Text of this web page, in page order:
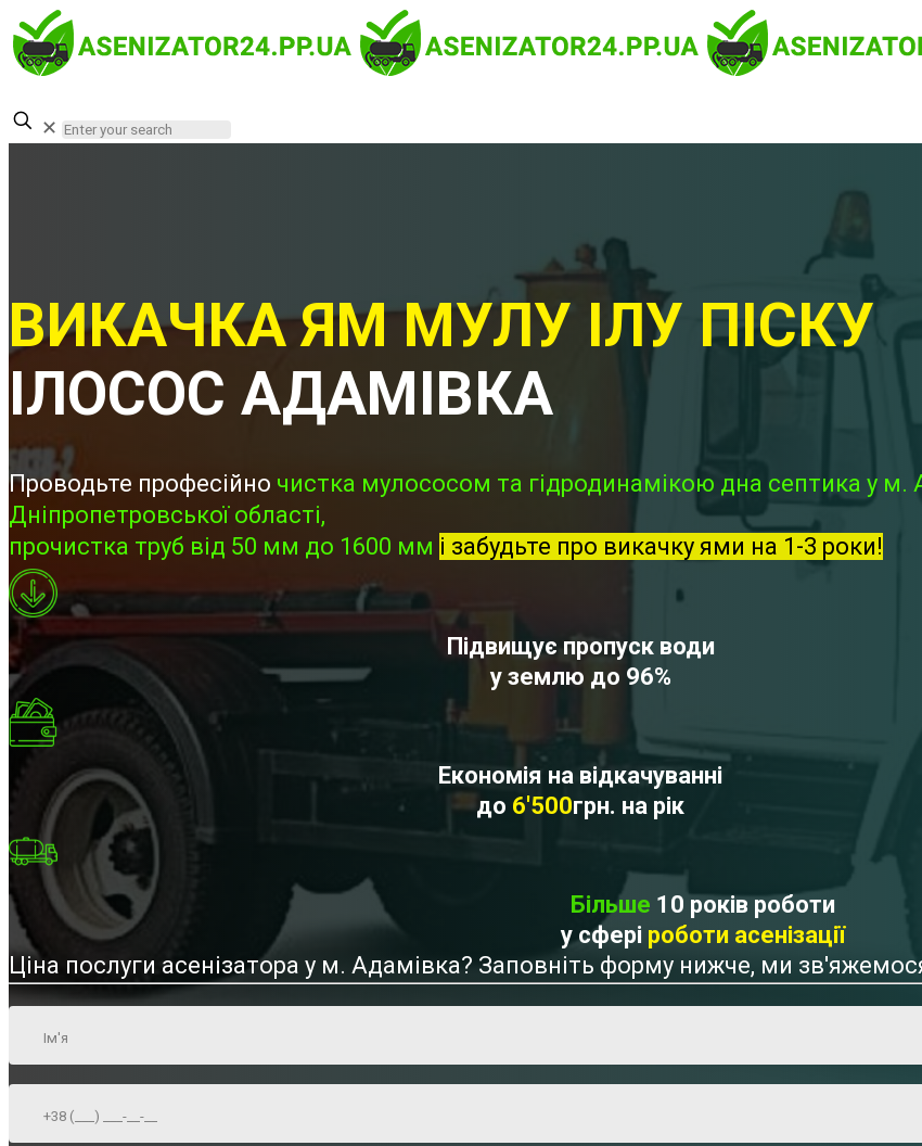
✕
ВИКАЧКА ЯМ МУЛУ ІЛУ ПІСКУ
ІЛОСОС АДАМІВКА
Проводьте професійно чистка мулососом та гідродинамікою дна септика у м.
Дніпропетровської області,
прочистка труб від 50 мм до 1600 мм і забудьте про викачку ями на 1-3 роки!
Підвищує пропуск води
у землю до 96%
Економія на відкачуванні
до 6'500грн. на рік
Більше 10 років роботи
у сфері роботи асенізації
Ціна послуги асенізатора у м. Адамівка? Заповніть форму нижче, ми